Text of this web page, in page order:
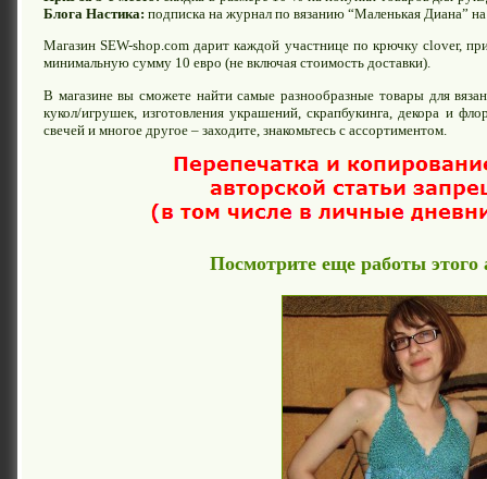
Блога Настика: подписка на журнал по вязанию “Маленькая Диана”
Магазин SEW-shop.com дарит каждой участнице по крючку clover,
минимальную сумму 10 евро (не включая стоимость доставки).
В магазине вы сможете найти самые разнообразные товары для
кукол/игрушек, изготовления украшений, скрапбукинга, декора и
свечей и многое другое – заходите, знакомьтесь с ассортиментом.
Посмотрите еще работы этого